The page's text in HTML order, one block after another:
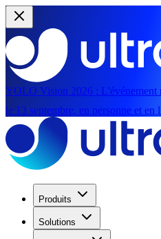
YOLO Vision 2026 :
le 13 septembre, en personne et en
Produits
Solutions